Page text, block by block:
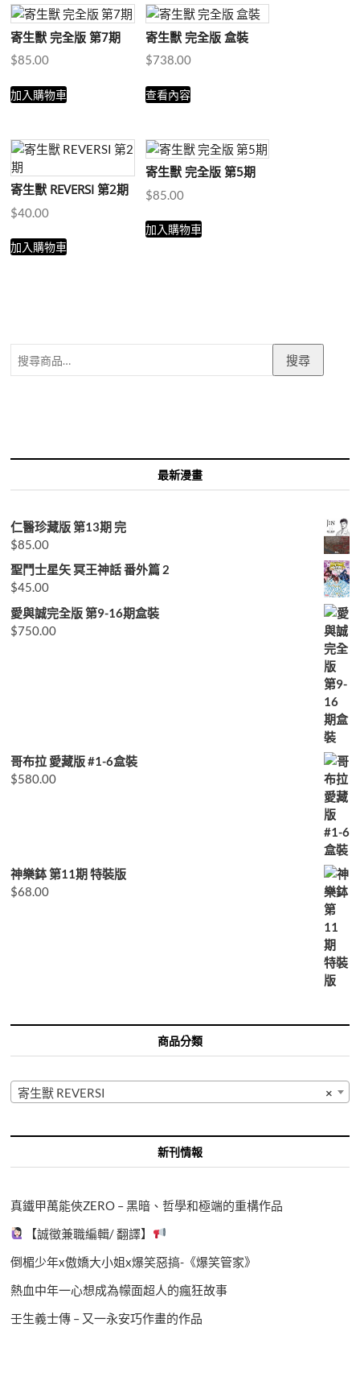
寄生獸 完全版 第7期
$85.00
加入購物車
寄生獸 完全版 盒裝
$738.00
查看內容
寄生獸 REVERSI 第2期
$40.00
加入購物車
寄生獸 完全版 第5期
$85.00
加入購物車
搜尋
最新漫畫
仁醫珍藏版 第13期 完
$85.00
聖鬥士星矢 冥王神話 番外篇 2
$45.00
愛與誠完全版 第9-16期盒裝
$750.00
哥布拉 愛藏版 #1-6盒裝
$580.00
神樂鉢 第11期 特裝版
$68.00
商品分類
×
寄生獸 REVERSI
新刊情報
真鐵甲萬能俠ZERO – 黑暗、哲學和極端的重構作品
【誠徵兼職編輯/ 翻譯】
倒楣少年x傲嬌大小姐x爆笑惡搞-《爆笑管家》
熱血中年一心想成為幪面超人的瘋狂故事
壬生義士傳 – 又一永安巧作畫的作品